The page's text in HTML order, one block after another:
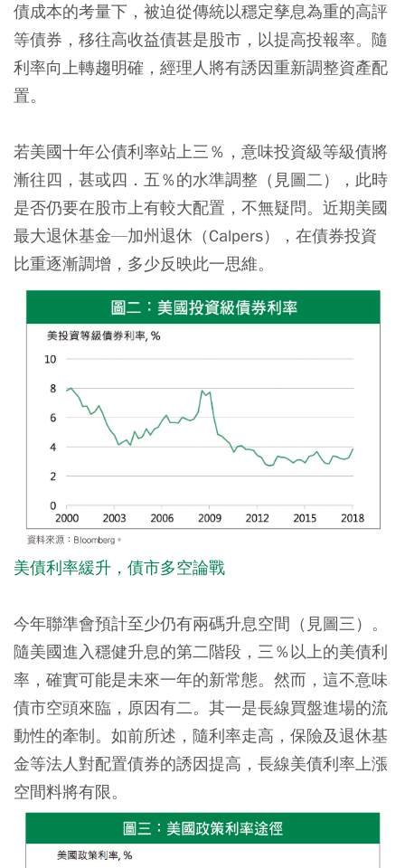
債成本的考量下，被迫從傳統以穩定孳息為重的高評
等債券，移往高收益債甚是股市，以提高投報率。隨
利率向上轉趨明確，經理人將有誘因重新調整資產配
置。
若美國十年公債利率站上三％，意味投資級等級債將
漸往四，甚或四．五％的水準調整（見圖二），此時
是否仍要在股市上有較大配置，不無疑問。近期美國
最大退休基金—加州退休（Calpers），在債券投資
比重逐漸調增，多少反映此一思維。
美債利率緩升，債市多空論戰
今年聯準會預計至少仍有兩碼升息空間（見圖三）。
隨美國進入穩健升息的第二階段，三％以上的美債利
率，確實可能是未來一年的新常態。然而，這不意味
債市空頭來臨，原因有二。其一是長線買盤進場的流
動性的牽制。如前所述，隨利率走高，保險及退休基
金等法人對配置債券的誘因提高，長線美債利率上漲
空間料將有限。